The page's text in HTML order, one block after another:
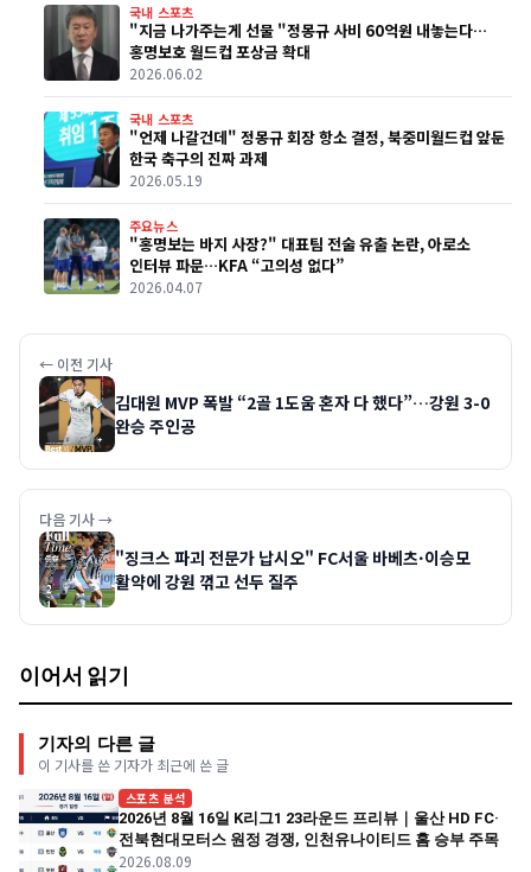
국내 스포츠
"지금 나가주는게 선물 "정몽규 사비 60억원 내놓는다…
홍명보호 월드컵 포상금 확대
2026.06.02
국내 스포츠
"언제 나갈건데" 정몽규 회장 항소 결정, 북중미월드컵 앞둔
한국 축구의 진짜 과제
2026.05.19
주요뉴스
"홍명보는 바지 사장?" 대표팀 전술 유출 논란, 아로소
인터뷰 파문…KFA “고의성 없다”
2026.04.07
← 이전 기사
김대원 MVP 폭발 “2골 1도움 혼자 다 했다”…강원 3-0
완승 주인공
다음 기사 →
"징크스 파괴 전문가 납시오" FC서울 바베츠·이승모
활약에 강원 꺾고 선두 질주
이어서 읽기
기자의 다른 글
이 기사를 쓴 기자가 최근에 쓴 글
스포츠 분석
2026년 8월 16일 K리그1 23라운드 프리뷰｜울산 HD FC·
전북현대모터스 원정 경쟁, 인천유나이티드 홈 승부 주목
2026.08.09